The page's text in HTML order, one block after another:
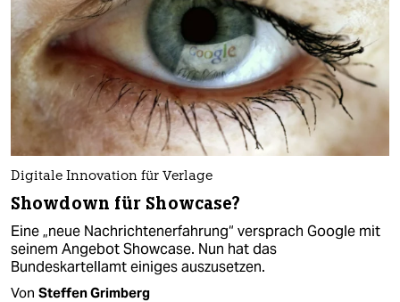
Digitale Innovation für Verlage
Showdown für Showcase?
Eine „neue Nachrichtenerfahrung“ versprach Google mit
seinem Angebot Showcase. Nun hat das
Bundeskartellamt einiges auszusetzen.
Von Steffen Grimberg